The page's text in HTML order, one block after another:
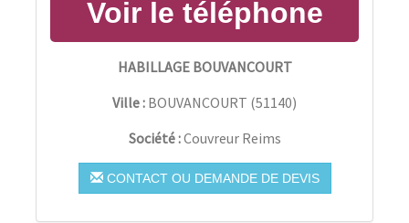
HABILLAGE BOUVANCOURT
Ville : BOUVANCOURT (51140)
Société :Couvreur Reims
CONTACT OU DEMANDE DE DEVIS